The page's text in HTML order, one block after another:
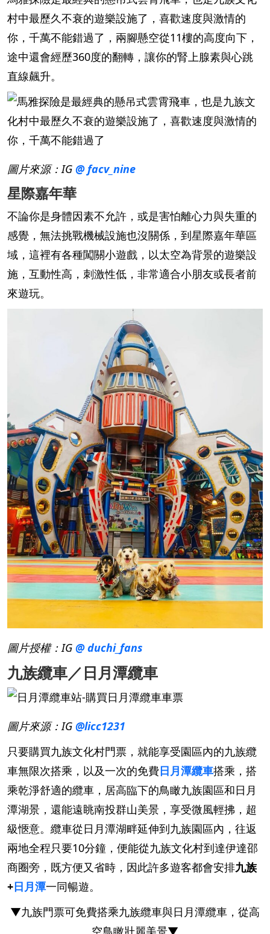
村中最歷久不衰的遊樂設施了，喜歡速度與激情的
你，千萬不能錯過了，兩腳懸空從11樓的高度向下，
途中還會經歷360度的翻轉，讓你的腎上腺素與心跳
直線飆升。
圖片來源：IG @ facv_nine
星際嘉年華
不論你是身體因素不允許，或是害怕離心力與失重的
感覺，無法挑戰機械設施也沒關係，到星際嘉年華區
域，這裡有各種闖關小遊戲，以太空為背景的遊樂設
施，互動性高，刺激性低，非常適合小朋友或長者前
來遊玩。
圖片授權：IG @ duchi_fans
九族纜車／日月潭纜車
圖片來源：IG @licc1231
只要購買九族文化村門票，就能享受園區內的九族纜
車無限次搭乘，以及一次的免費日月潭纜車搭乘，搭
乘乾淨舒適的纜車，居高臨下的鳥瞰九族園區和日月
潭湖景，還能遠眺南投群山美景，享受微風輕拂，超
級愜意。纜車從日月潭湖畔延伸到九族園區內，往返
兩地全程只要10分鐘，便能從九族文化村到達伊達邵
商圈旁，既方便又省時，因此許多遊客都會安排九族
+日月潭一同暢遊。
▼九族門票可免費搭乘九族纜車與日月潭纜車，從高